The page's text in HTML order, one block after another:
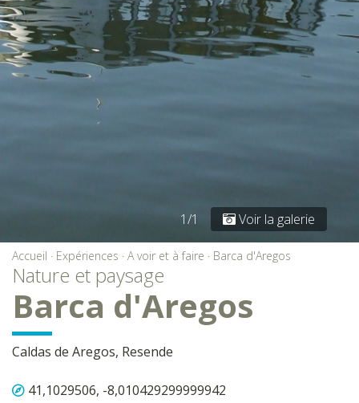
1/1 Voir la galerie
Accueil · Expériences · A voir et à faire · Barca d'Aregos
Nature et paysage
Barca d'Aregos
Caldas de Aregos, Resende
41,1029506, -8,010429299999942